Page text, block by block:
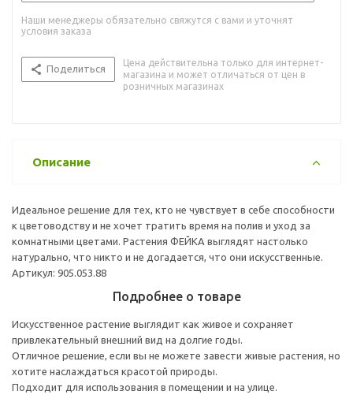
Наши менеджеры обязательно свяжутся с вами и уточнят
условия заказа
Поделиться
Цена действительна только для интернет-
магазина и может отличаться от цен в
розничных магазинах
Описание
Идеальное решение для тех, кто не чувствует в себе способности
к цветоводству и не хочет тратить время на полив и уход за
комнатными цветами. Растения ФЕЙКА выглядят настолько
натурально, что никто и не догадается, что они искусственные.
Артикул: 905.053.88
Подробнее о товаре
Искусственное растение выглядит как живое и сохраняет
привлекательный внешний вид на долгие годы.
Отличное решение, если вы не можете завести живые растения, но
хотите наслаждаться красотой природы.
Подходит для использования в помещении и на улице.